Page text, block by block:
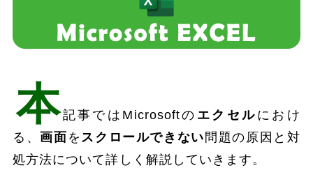
本記事ではMicrosoftの エクセル におけ
る、 画面 を スクロールできない 問題の原因と対
処方法について詳しく解説していきます。